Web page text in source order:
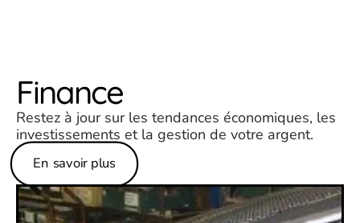
Finance
Restez à jour sur les tendances économiques, les
investissements et la gestion de votre argent.
En savoir plus